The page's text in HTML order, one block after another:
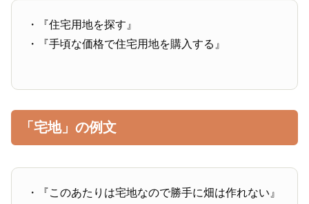
・『住宅用地を探す』
・『手頃な価格で住宅用地を購入する』
「宅地」の例文
・『このあたりは宅地なので勝手に畑は作れない』